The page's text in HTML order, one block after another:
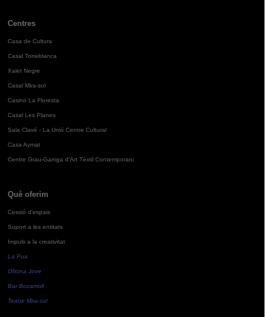
Centres
Casa de Cultura
Casal Torreblanca
Xalet Negre
Casal Mira-sol
Casino La Floresta
Casal Les Planes
Sala Clavé - La Unió Centre Cultural
Casa Aymat
Centre Grau-Garriga d'Art Tèxtil Contemporani
Què oferim
Cessió d'espais
Suport a les entitats
Impuls a la creativitat
La Pua
Oficina Jove
Bar Bocamoll
Teatre Mira-sol